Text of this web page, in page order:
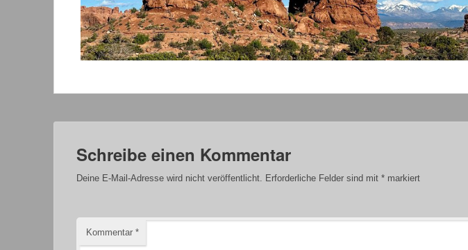
Schreibe einen Kommentar
Deine E-Mail-Adresse wird nicht veröffentlicht. Erforderliche Felder sind mit * markiert
Kommentar *